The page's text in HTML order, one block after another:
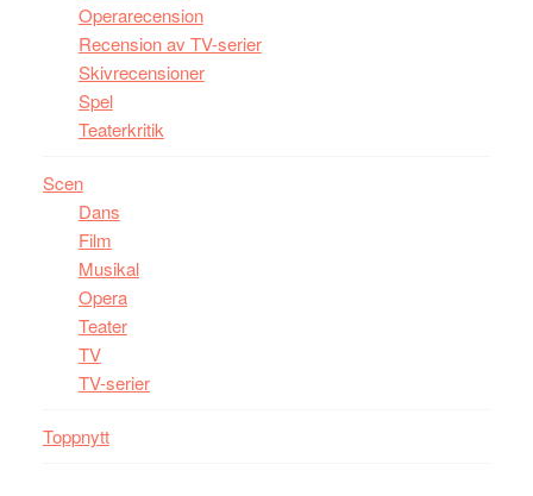
Operarecension
Recension av TV-serier
Skivrecensioner
Spel
Teaterkritik
Scen
Dans
Film
Musikal
Opera
Teater
TV
TV-serier
Toppnytt